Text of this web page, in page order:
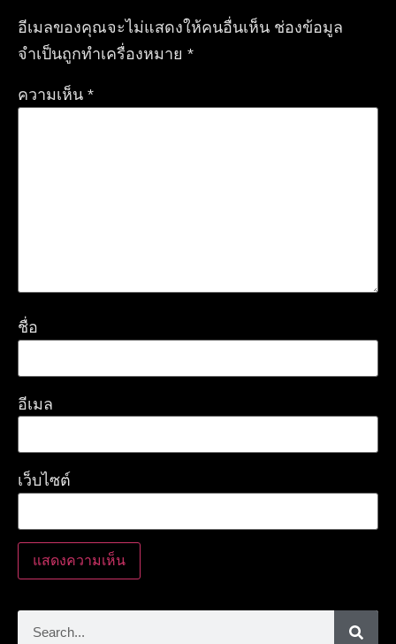
อีเมลของคุณจะไม่แสดงให้คนอื่นเห็น ช่องข้อมูล
จำเป็นถูกทำเครื่องหมาย *
ความเห็น *
ชื่อ
อีเมล
เว็บไซต์